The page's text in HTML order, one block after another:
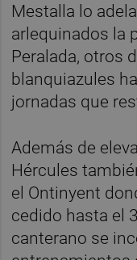
Mestalla lo
arlequinados la
Peralada, otros
blanquiazules
jornadas que
Además de
Hércules
el Ontinyent
cedido hasta el
canterano se